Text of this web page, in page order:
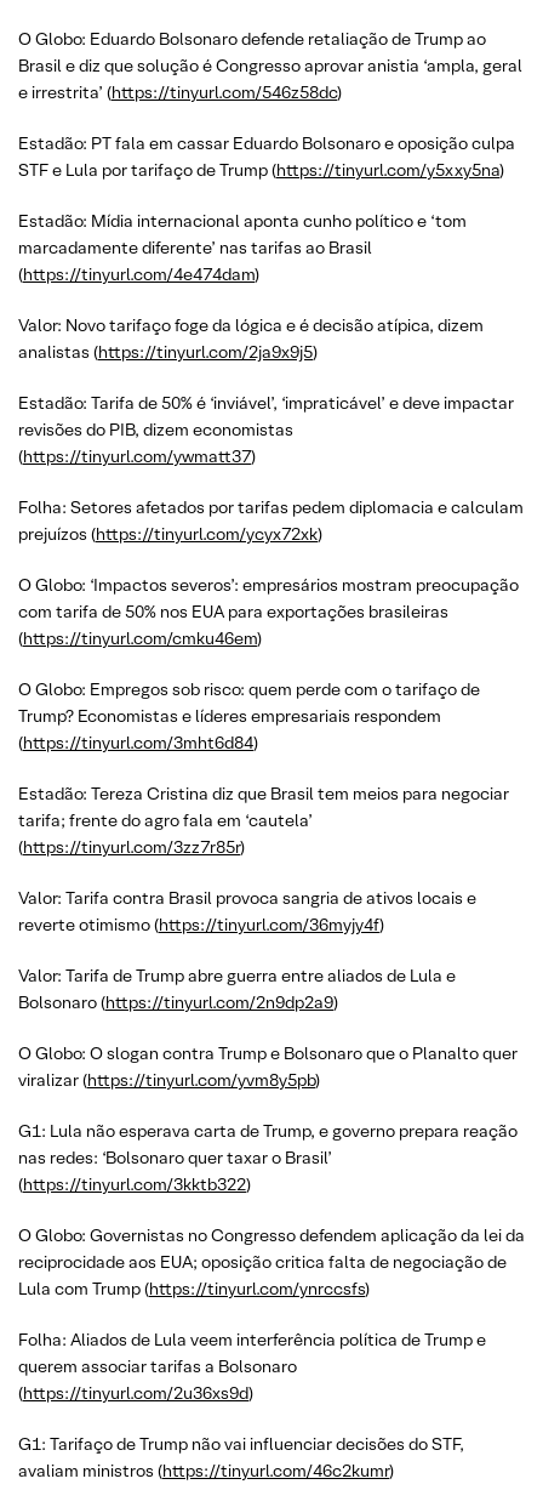
O Globo: Eduardo Bolsonaro defende retaliação de Trump ao
Brasil e diz que solução é Congresso aprovar anistia ‘ampla, geral
e irrestrita’ (https://tinyurl.com/546z58dc)
Estadão: PT fala em cassar Eduardo Bolsonaro e oposição culpa
STF e Lula por tarifaço de Trump (https://tinyurl.com/y5xxy5na)
Estadão: Mídia internacional aponta cunho político e ‘tom
marcadamente diferente’ nas tarifas ao Brasil
(https://tinyurl.com/4e474dam)
Valor: Novo tarifaço foge da lógica e é decisão atípica, dizem
analistas (https://tinyurl.com/2ja9x9j5)
Estadão: Tarifa de 50% é ‘inviável’, ‘impraticável’ e deve impactar
revisões do PIB, dizem economistas
(https://tinyurl.com/ywmatt37)
Folha: Setores afetados por tarifas pedem diplomacia e calculam
prejuízos (https://tinyurl.com/ycyx72xk)
O Globo: ‘Impactos severos’: empresários mostram preocupação
com tarifa de 50% nos EUA para exportações brasileiras
(https://tinyurl.com/cmku46em)
O Globo: Empregos sob risco: quem perde com o tarifaço de
Trump? Economistas e líderes empresariais respondem
(https://tinyurl.com/3mht6d84)
Estadão: Tereza Cristina diz que Brasil tem meios para negociar
tarifa; frente do agro fala em ‘cautela’
(https://tinyurl.com/3zz7r85r)
Valor: Tarifa contra Brasil provoca sangria de ativos locais e
reverte otimismo (https://tinyurl.com/36myjy4f)
Valor: Tarifa de Trump abre guerra entre aliados de Lula e
Bolsonaro (https://tinyurl.com/2n9dp2a9)
O Globo: O slogan contra Trump e Bolsonaro que o Planalto quer
viralizar (https://tinyurl.com/yvm8y5pb)
G1: Lula não esperava carta de Trump, e governo prepara reação
nas redes: ‘Bolsonaro quer taxar o Brasil’
(https://tinyurl.com/3kktb322)
O Globo: Governistas no Congresso defendem aplicação da lei da
reciprocidade aos EUA; oposição critica falta de negociação de
Lula com Trump (https://tinyurl.com/ynrccsfs)
Folha: Aliados de Lula veem interferência política de Trump e
querem associar tarifas a Bolsonaro
(https://tinyurl.com/2u36xs9d)
G1: Tarifaço de Trump não vai influenciar decisões do STF,
avaliam ministros (https://tinyurl.com/46c2kumr)